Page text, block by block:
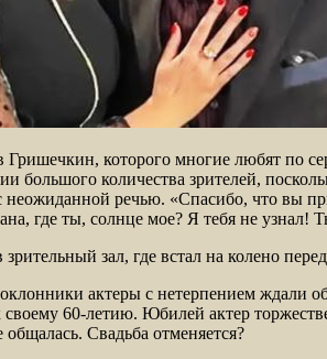
Гришечкин, которого многие любят по
большого количества зрителей,
неожиданной речью. «Спасибо, что вы
где ты, солнце мое? Я тебя не
зал, где встал на колено
актеры с нетерпением ждали
своему 60-летию. Юбилей актер
Свадьба отменяется?